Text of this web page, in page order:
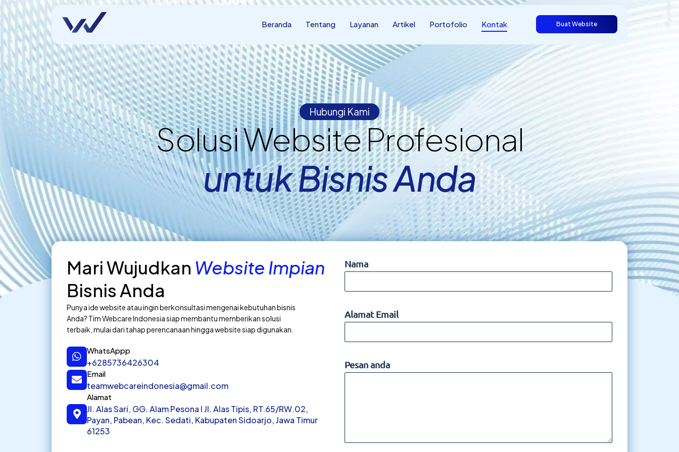
Beranda Tentang Layanan Artikel Portofolio Kontak Buat Website
Hubungi Kami
Solusi Website Profesional
untuk Bisnis Anda
Mari Wujudkan Website Impian
Bisnis Anda
Punya ide website atau ingin berkonsultasi mengenai kebutuhan bisnis
Anda? Tim Webcare Indonesia siap membantu memberikan solusi
terbaik, mulai dari tahap perencanaan hingga website siap digunakan.
WhatsAppp
+6285736426304
Email
teamwebcareindonesia@gmail.com
Alamat
Jl. Alas Sari, GG. Alam Pesona I Jl. Alas Tipis, RT.65/RW.02,
Payan, Pabean, Kec. Sedati, Kabupaten Sidoarjo, Jawa Timur
61253
Nama
Alamat Email
Pesan anda